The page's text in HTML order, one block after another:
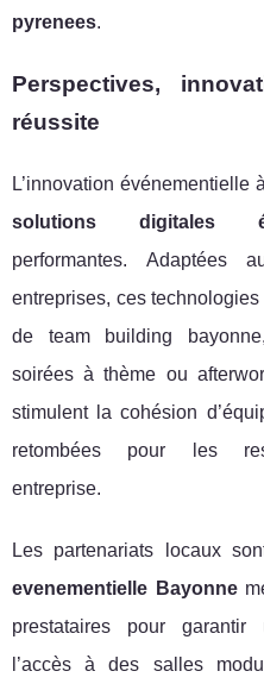
pyrenees.
Perspectives,
réussite
L’innovation événementielle
solutions digitales
performantes. Adaptées
entreprises, ces
de team building
soirées à thème ou
stimulent la cohésion
retombées pour les
entreprise.
Les partenariats locaux
evenementielle Bayonne
prestataires pour
l’accès à des salles